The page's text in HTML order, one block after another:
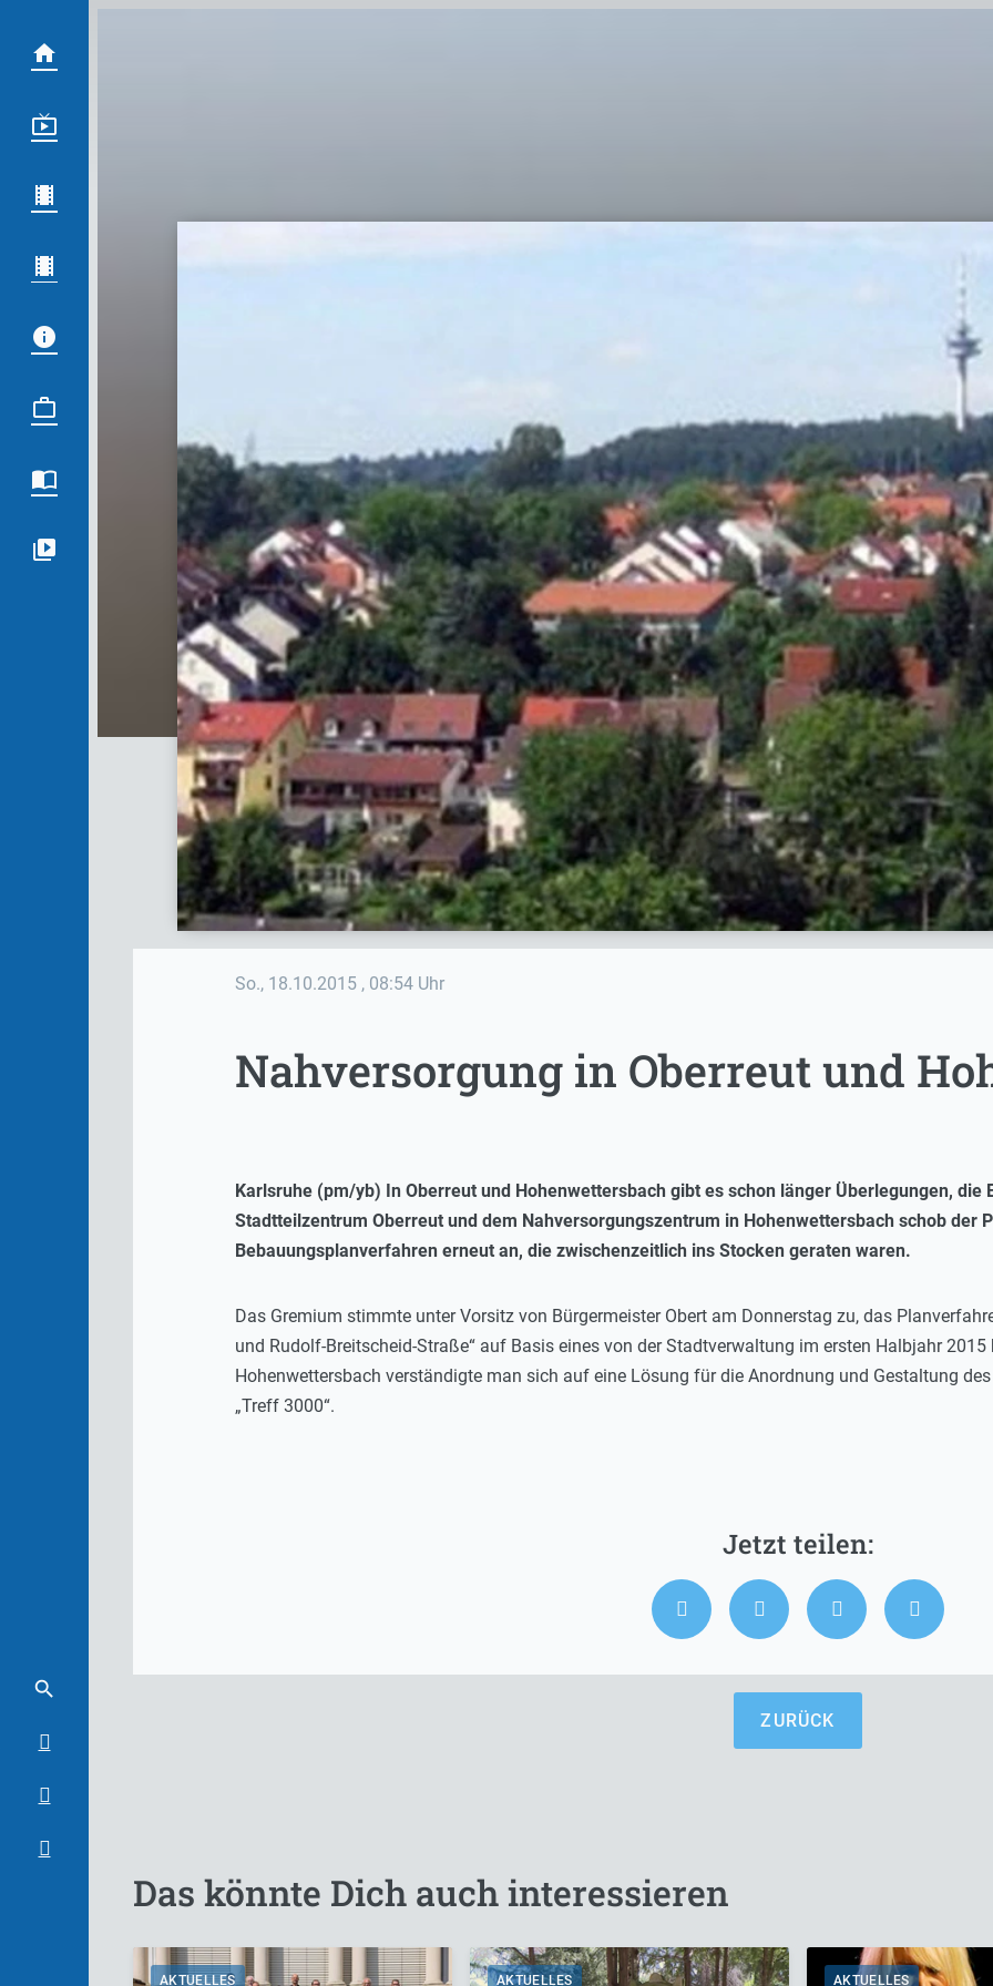
So., 18.10.2015 , 08:54 Uhr
Nahversorgung in Oberreut und
Karlsruhe (pm/yb) In Oberreut und Hohenwettersbach gibt es schon länger Überlegungen,
Stadtteilzentrum Oberreut und dem Nahversorgungszentrum in Hohenwettersbach schob der
Bebauungsplanverfahren erneut an, die zwischenzeitlich ins Stocken geraten waren.
Das Gremium stimmte unter Vorsitz von Bürgermeister Obert am Donnerstag zu, das
und Rudolf-Breitscheid-Straße“ auf Basis eines von der Stadtverwaltung im ersten Halbjahr
Hohenwettersbach verständigte man sich auf eine Lösung für die Anordnung und Gestaltung
„Treff 3000“.
ZURÜCK
Das könnte Dich auch interessieren
AKTUELLES AKTUELLES AKTUELLES